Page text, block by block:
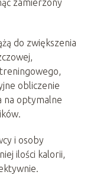
zamierzony
do zwiększenia
obliczenie
na optymalne
i osoby
ilości kalorii,